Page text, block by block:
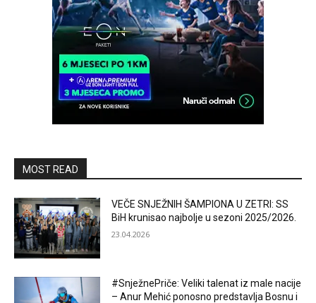
MOST READ
VEČE SNJEŽNIH ŠAMPIONA U ZETRI: SS
BiH krunisao najbolje u sezoni 2025/2026.
23.04.2026
#SnježnePriče: Veliki talenat iz male nacije
– Anur Mehić ponosno predstavlja Bosnu i